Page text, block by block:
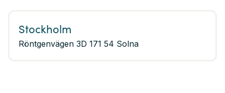
Stockholm
Röntgenvägen 3D 171 54 Solna